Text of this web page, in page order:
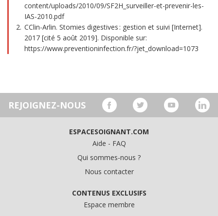
content/uploads/2010/09/SF2H_surveiller-et-prevenir-les-
IAS-2010.pdf
CClin-Arlin. Stomies digestives : gestion et suivi [Internet].
2017 [cité 5 août 2019]. Disponible sur:
https://www.preventioninfection.fr/?jet_download=1073
REJOIGNEZ-NOUS
ESPACESOIGNANT.COM
Aide - FAQ
Qui sommes-nous ?
Nous contacter
CONTENUS EXCLUSIFS
Espace membre